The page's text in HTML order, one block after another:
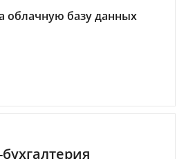
облачную базу данных